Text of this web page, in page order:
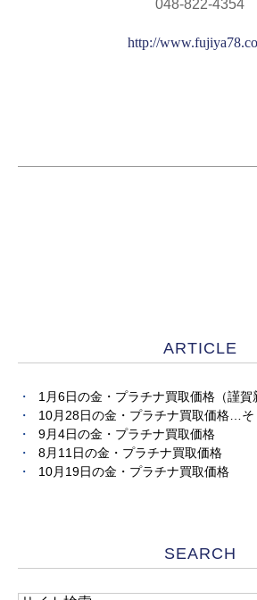
048-822-4354
http://
ARTICLE
1月6日の金・プラチナ買取価格（謹賀
10月28日の金・プラチナ買取価格…そ
9月4日の金・プラチナ買取価格
8月11日の金・プラチナ買取価格
10月19日の金・プラチナ買取価格
SEARCH